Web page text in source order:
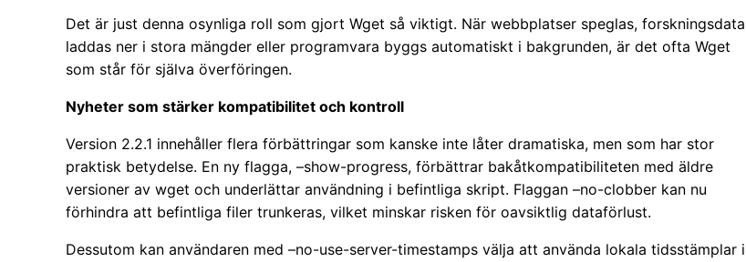
Det är just denna osynliga roll som gjort Wget så viktigt. När webbplatser speglas, forskningsdata
laddas ner i stora mängder eller programvara byggs automatiskt i bakgrunden, är det ofta Wget
som står för själva överföringen.
Nyheter som stärker kompatibilitet och kontroll
Version 2.2.1 innehåller flera förbättringar som kanske inte låter dramatiska, men som har stor
praktisk betydelse. En ny flagga, –show-progress, förbättrar bakåtkompatibiliteten med äldre
versioner av wget och underlättar användning i befintliga skript. Flaggan –no-clobber kan nu
förhindra att befintliga filer trunkeras, vilket minskar risken för oavsiktlig dataförlust.
Dessutom kan användaren med –no-use-server-timestamps välja att använda lokala tidsstämplar i